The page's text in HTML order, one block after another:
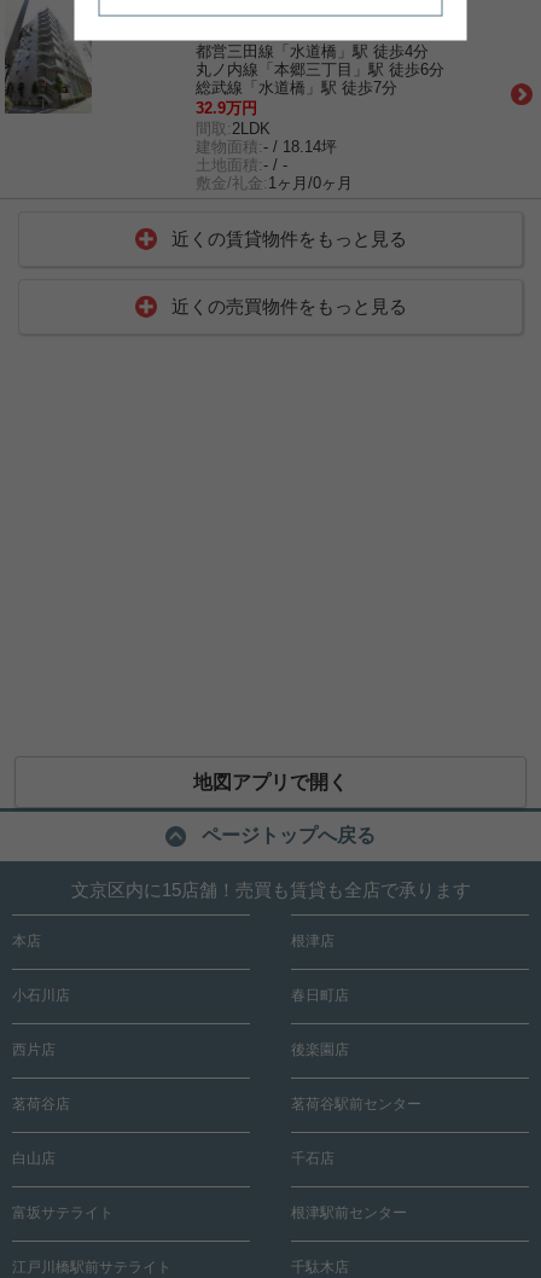
都営三田線「水道橋」駅 徒歩4分
丸ノ内線「本郷三丁目」駅 徒歩6分
総武線「水道橋」駅 徒歩7分
32.9万円
間取: 2LDK
建物面積:- / 18.14坪
土地面積:- / -
敷金/礼金: 1ヶ月/0ヶ月
近くの賃貸物件をもっと見る
近くの売買物件をもっと見る
地図アプリで開く
ページトップへ戻る
文京区内に15店舗！売買も賃貸も全店で承ります
本店 根津店
小石川店 春日町店
西片店 後楽園店
茗荷谷店 茗荷谷駅前センター
白山店 千石店
富坂サテライト 根津駅前センター
江戸川橋駅前サテライト 千駄木店